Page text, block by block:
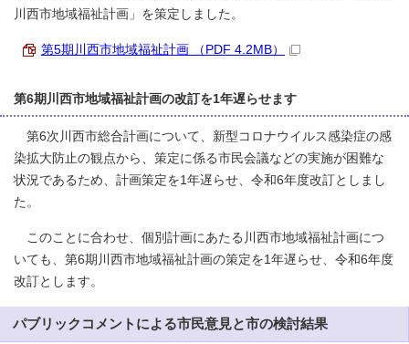
川西市地域福祉計画」を策定しました。
第5期川西市地域福祉計画 （PDF 4.2MB）
第6期川西市地域福祉計画の改訂を1年遅らせます
第6次川西市総合計画について、新型コロナウイルス感染症の感
染拡大防止の観点から、策定に係る市民会議などの実施が困難な
状況であるため、計画策定を1年遅らせ、令和6年度改訂としまし
た。
このことに合わせ、個別計画にあたる川西市地域福祉計画につ
いても、第6期川西市地域福祉計画の策定を1年遅らせ、令和6年度
改訂とします。
パブリックコメントによる市民意見と市の検討結果